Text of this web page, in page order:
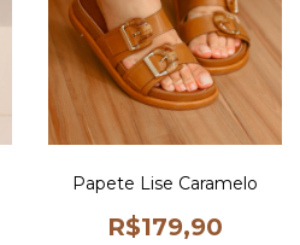
Papete Lise Caramelo
R$179,90